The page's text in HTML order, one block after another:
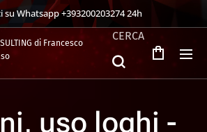
su Whatsapp +393200203274 24h
di Francesco
CERCA
uso loghi -